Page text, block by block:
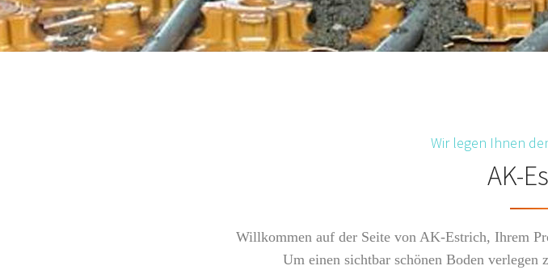
Wir legen Ihnen
AK-
Willkommen auf der Seite von AK-Estrich, Ihrem
Um einen sichtbar schönen Boden verlegen